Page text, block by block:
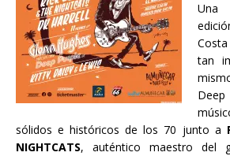
Una
tan
sólidos e históricos de los 70 junto a
NIGHTCATS, auténtico maestro del